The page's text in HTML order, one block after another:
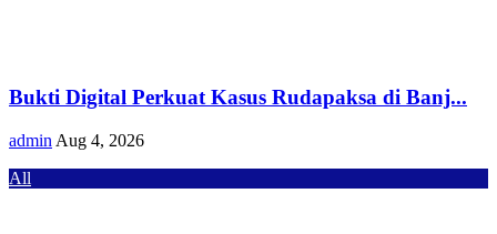
Bukti Digital Perkuat Kasus Rudapaksa di Banj...
admin Aug 4, 2026
All